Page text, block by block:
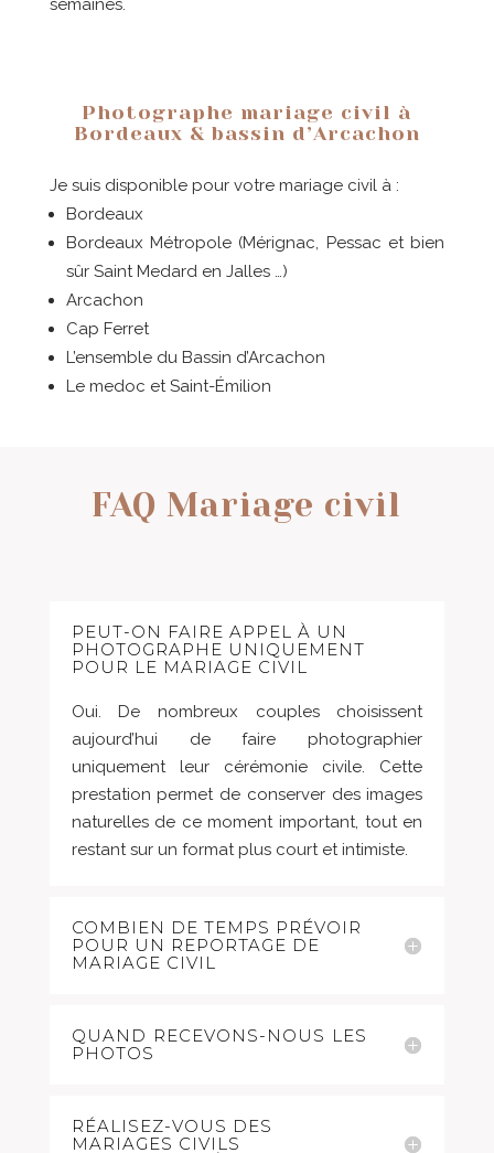
semaines.
Photographe mariage civil à
Bordeaux & bassin d’Arcachon
Je suis disponible pour votre mariage civil à :
Bordeaux
Bordeaux Métropole (Mérignac, Pessac et bien
sûr Saint Medard en Jalles …)
Arcachon
Cap Ferret
L’ensemble du Bassin d’Arcachon
Le medoc et Saint-Émilion
FAQ Mariage civil
PEUT-ON FAIRE APPEL À UN
PHOTOGRAPHE UNIQUEMENT
POUR LE MARIAGE CIVIL
Oui. De nombreux couples choisissent
aujourd’hui de faire photographier
uniquement leur cérémonie civile. Cette
prestation permet de conserver des images
naturelles de ce moment important, tout en
restant sur un format plus court et intimiste.
COMBIEN DE TEMPS PRÉVOIR
POUR UN REPORTAGE DE
MARIAGE CIVIL
QUAND RECEVONS-NOUS LES
PHOTOS
RÉALISEZ-VOUS DES
MARIAGES CIVILS